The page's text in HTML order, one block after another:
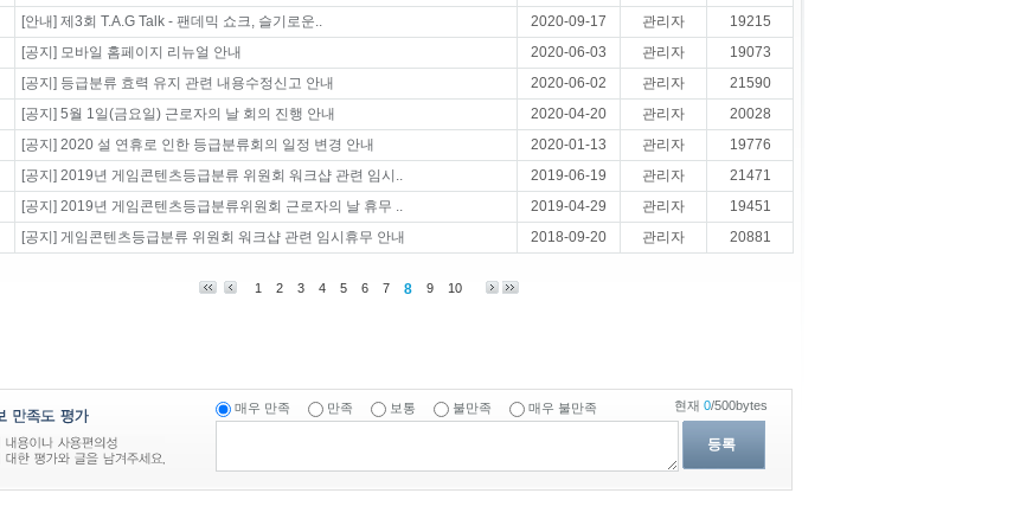
[안내] 제3회 T.A.G Talk - 팬데믹 쇼크, 슬기로운.. 2020-09-17 관리자
19215
[공지] 모바일 홈페이지 리뉴얼 안내 2020-06-03 관리자
19073
[공지] 등급분류 효력 유지 관련 내용수정신고 안내 2020-06-02 관리자
21590
[공지] 5월 1일(금요일) 근로자의 날 회의 진행 안내 2020-04-20 관리자
20028
[공지] 2020 설 연휴로 인한 등급분류회의 일정 변경 안내 2020-01-13 관리자
19776
[공지] 2019년 게임콘텐츠등급분류 위원회 워크샵 관련 임시.. 2019-06-19 관리자
21471
[공지] 2019년 게임콘텐츠등급분류위원회 근로자의 날 휴무 .. 2019-04-29 관리자
19451
[공지] 게임콘텐츠등급분류 위원회 워크샵 관련 임시휴무 안내 2018-09-20 관리자 20881
1 2 3 4 5 6 7 8 9 10
매우 만족 만족 보통 불만족 매우 불만족
등록
현재 0/500bytes